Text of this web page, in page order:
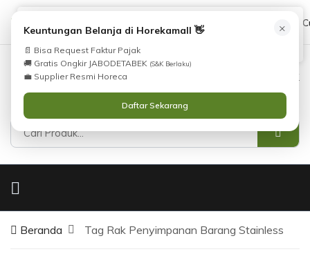
(021) 38783380 08551688000
Masuk
×
Keuntungan Belanja di Horekamall 👋
📄 Bisa Request Faktur Pajak
🚚 Gratis Ongkir JABODETABEK (S&K Berlaku)
💼 Supplier Resmi Horeca
Daftar Sekarang
Beranda Tag Rak Penyimpanan Barang Stainless
i
Silahkan lihatKatalog
Hubungi Kami